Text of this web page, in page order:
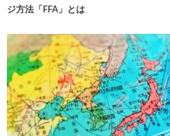
ジ方法「FFA」とは